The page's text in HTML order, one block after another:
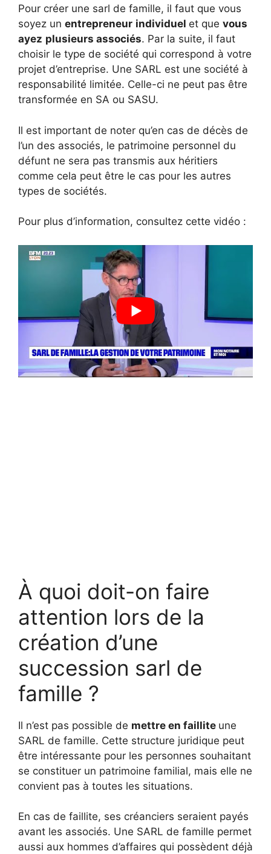
Pour créer une sarl de famille, il faut que vous
soyez un entrepreneur individuel et que vous
ayez plusieurs associés. Par la suite, il faut
choisir le type de société qui correspond à votre
projet d’entreprise. Une SARL est une société à
responsabilité limitée. Celle-ci ne peut pas être
transformée en SA ou SASU.
Il est important de noter qu’en cas de décès de
l’un des associés, le patrimoine personnel du
défunt ne sera pas transmis aux héritiers
comme cela peut être le cas pour les autres
types de sociétés.
Pour plus d’information, consultez cette vidéo :
À quoi doit-on faire
attention lors de la
création d’une
succession sarl de
famille ?
Il n’est pas possible de mettre en faillite une
SARL de famille. Cette structure juridique peut
être intéressante pour les personnes souhaitant
se constituer un patrimoine familial, mais elle ne
convient pas à toutes les situations.
En cas de faillite, ses créanciers seraient payés
avant les associés. Une SARL de famille permet
aussi aux hommes d’affaires qui possèdent déjà